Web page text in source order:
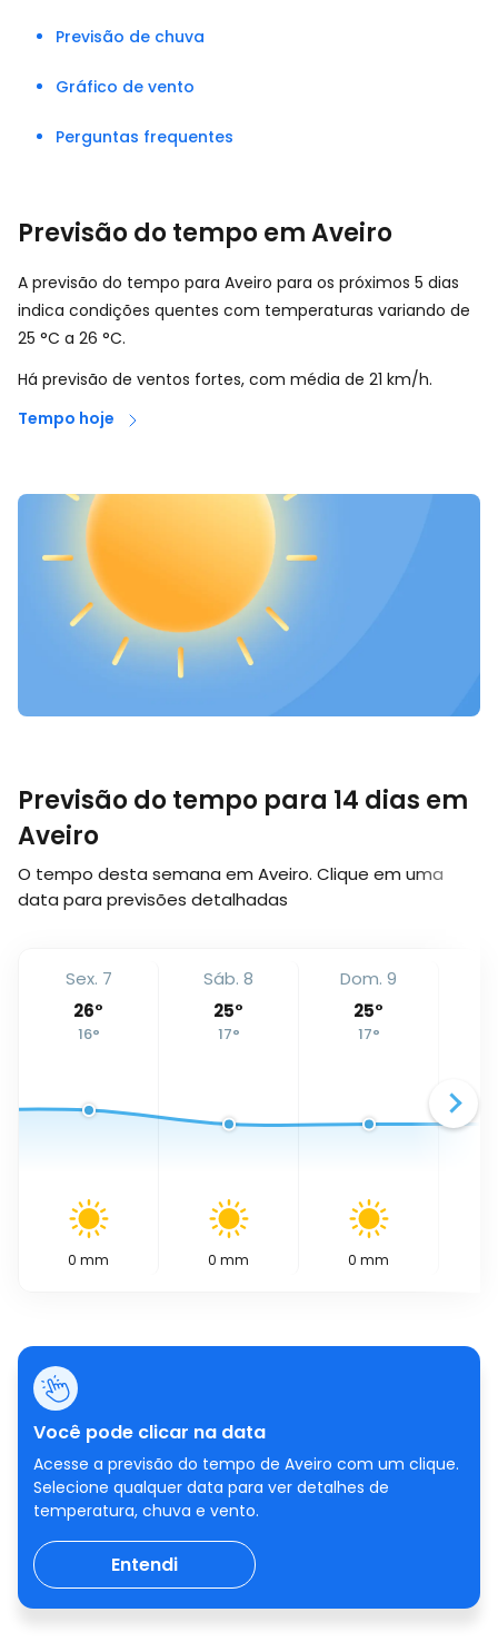
Previsão de chuva
Gráfico de vento
Perguntas frequentes
Previsão do tempo em Aveiro
A previsão do tempo para Aveiro para os próximos 5 dias
indica condições quentes com temperaturas variando de
25 °C a 26 °C.
Há previsão de ventos fortes, com média de 21 km/h.
Tempo hoje
Previsão do tempo para 14 dias em
Aveiro
O tempo desta semana em Aveiro. Clique em uma
data para previsões detalhadas
Sex. 7
26°
16°
0 mm
Sáb. 8
25°
17°
0 mm
Dom. 9
25°
17°
0 mm
Você pode clicar na data
Acesse a previsão do tempo de Aveiro com um clique.
Selecione qualquer data para ver detalhes de
temperatura, chuva e vento.
Entendi